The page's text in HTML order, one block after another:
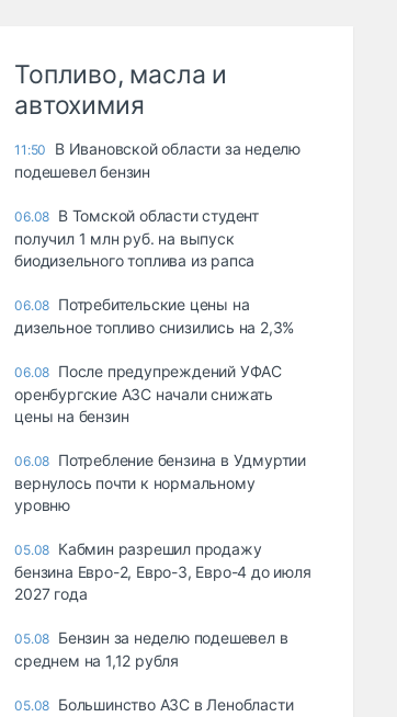
Топливо, масла и
автохимия
11:50
В Ивановской области за неделю
подешевел бензин
06.08 В Томской области студент
получил 1 млн руб. на выпуск
биодизельного топлива из рапса
06.08 Потребительские цены на
дизельное топливо снизились на 2,3%
06.08 После предупреждений УФАС
оренбургские АЗС начали снижать
цены на бензин
06.08 Потребление бензина в Удмуртии
вернулось почти к нормальному
уровню
05.08 Кабмин разрешил продажу
бензина Евро-2, Евро-3, Евро-4 до июля
2027 года
05.08 Бензин за неделю подешевел в
среднем на 1,12 рубля
05.08 Большинство АЗС в Ленобласти